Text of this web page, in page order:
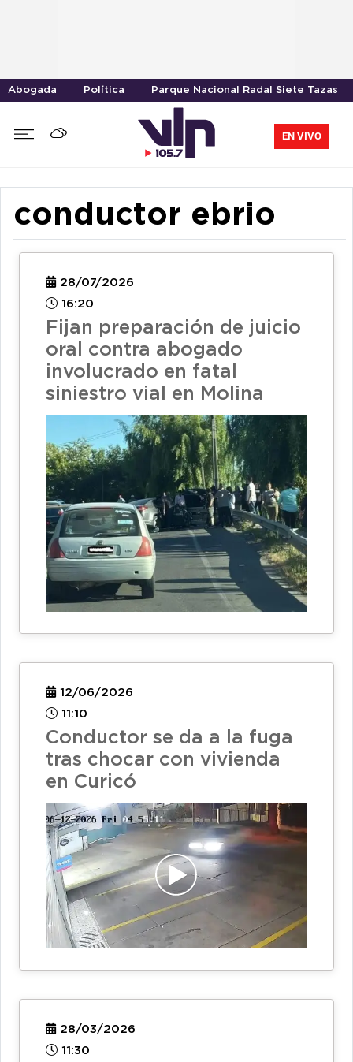
Abogada Política Parque Nacional Radal Siete Tazas
EN VIVO
conductor ebrio
28/07/2026
16:20
Fijan preparación de juicio
oral contra abogado
involucrado en fatal
siniestro vial en Molina
12/06/2026
11:10
Conductor se da a la fuga
tras chocar con vivienda
en Curicó
28/03/2026
11:30